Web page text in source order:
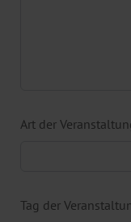
Art der
Tag der